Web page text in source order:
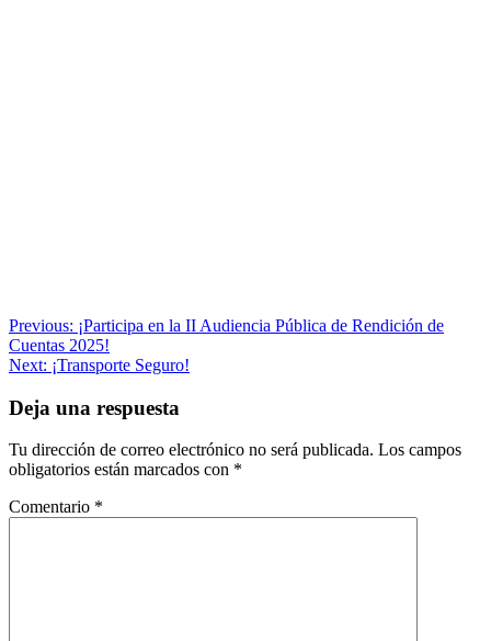
Navegación
de
Previous: ¡Participa en la II Audiencia Pública de Rendición de
Cuentas 2025!
Next: ¡Transporte Seguro!
Deja una respuesta
Tu dirección de correo electrónico no será publicada. Los campos
obligatorios están marcados con *
Comentario *